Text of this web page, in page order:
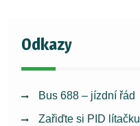
Odkazy
Bus 688 – jízdní řád
Zařiďte si PID lítačku